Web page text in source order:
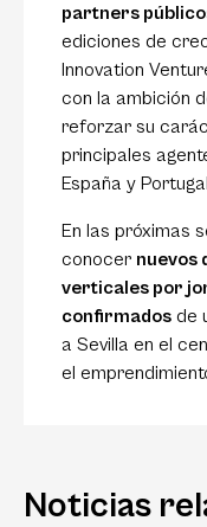
partners
ediciones de
Innovation
con la ambición
reforzar su
principales
España y
En las próximas
conocer nuevos
verticales por
confirmados de
a Sevilla en el
el
Noticias